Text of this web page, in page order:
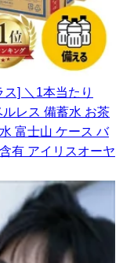
] ＼1本当たり
レス 備蓄水 お茶
富士山 ケース バ
有 アイリスオーヤ